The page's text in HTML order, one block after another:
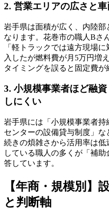
2. 営業エリアの広さと
岩手県は面積が広く、内陸
なります。花巻市の職人Bさ
「軽トラックでは遠方現場
入したが燃料費が月5万円増
タイミングを誤ると固定費が
3. 小規模事業者ほど融
しにくい
岩手県には「小規模事業者
センターの設備貸与制度」
続きの煩雑さから活用率は
している職人の多くが「補
答しています。
【年商・規模別】
と判断軸